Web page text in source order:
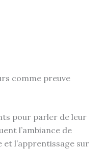
comme preuve
pour parler de leur
l’ambiance de
et l’apprentissage sur